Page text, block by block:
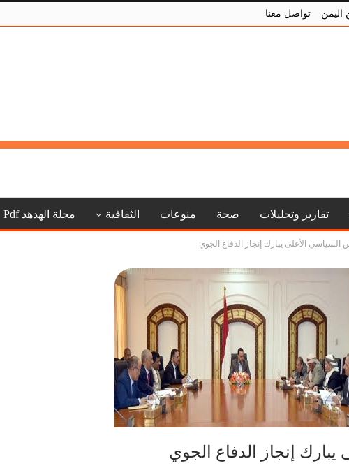
اليمن تواصل معنا
تقارير وتحليلات صحة منوعات الثقافية مجلة الهدهد Pdf
السياسي الأعلى يبارك إنجاز الدفاع الجوي
إنجاز الدفاع الجوي